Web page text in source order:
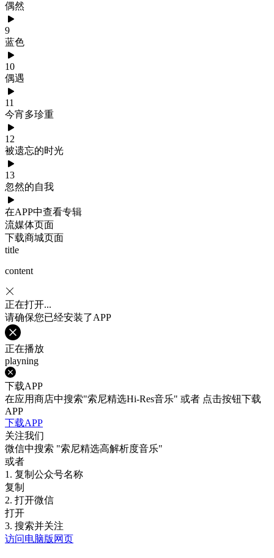
偶然
9
蓝色
10
偶遇
11
今宵多珍重
12
被遗忘的时光
13
忽然的自我
在APP中查看专辑
流媒体页面
下载商城页面
title
content
正在打开...
请确保您已经安装了APP
正在播放
playning
下载APP
在应用商店中搜索"索尼精选Hi-Res音乐" 或者 点击按钮下载
APP
下载APP
关注我们
微信中搜索 "索尼精选高解析度音乐"
或者
1. 复制公众号名称
复制
2. 打开微信
打开
3. 搜索并关注
访问电脑版网页